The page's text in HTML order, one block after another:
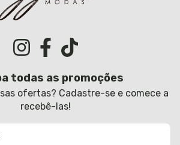
todas as promoções
ofertas? Cadastre-se e comece a
recebê-las!